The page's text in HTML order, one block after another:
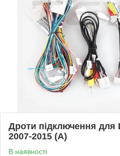
Дроти підключення для
2007-2015 (A)
В наявності